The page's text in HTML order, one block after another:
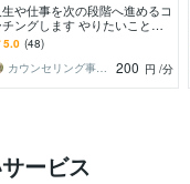
生や仕事を次の段階へ進めるコ
チングします やりたいことが
のに動けない方へ
5.0 (48)
カウンセリング事務所☘️オフィスカノン
200 円 /分
ービス